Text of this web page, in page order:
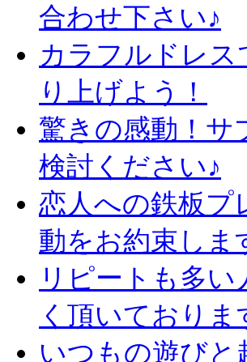
合わせ下さい♪
カラフルドレ
り上げよう！
驚きの感動！サ
検討ください♪
恋人への鉄板プ
動をお約束しま
リピートも多
く頂いておりま
いつもの遊び